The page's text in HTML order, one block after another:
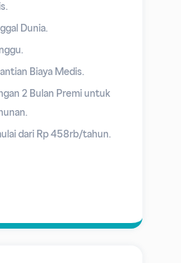
Dunia.
Biaya Medis.
2 Bulan Premi untuk
dari Rp 458rb/tahun.